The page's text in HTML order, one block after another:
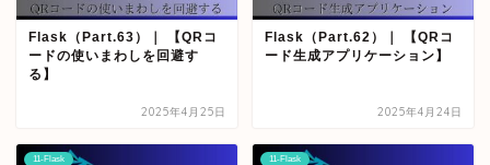
Flask（Part.63）｜ 【QRコ
ードの使いまわしを回避す
る】
2025年4月25日
Flask（Part.62）｜ 【QRコ
ード生成アプリケーション】
2025年4月24日
11-Flask 11-Flask